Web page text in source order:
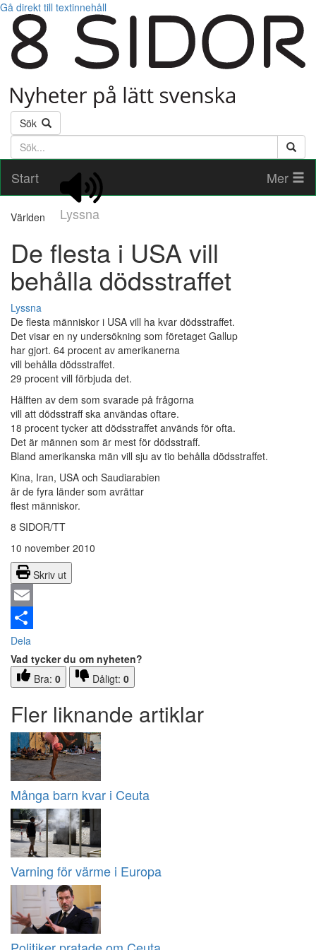
Gå direkt till textinnehåll
Sök
Söktext
Start
Lyssna
Mer
Världen
De flesta i USA vill
behålla dödsstraffet
Lyssna
De flesta människor i USA vill ha kvar dödsstraffet.
Det visar en ny undersökning som företaget Gallup
har gjort. 64 procent av amerikanerna
vill behålla dödsstraffet.
29 procent vill förbjuda det.
Hälften av dem som svarade på frågorna
vill att dödsstraff ska användas oftare.
18 procent tycker att dödsstraffet används för ofta.
Det är männen som är mest för dödsstraff.
Bland amerikanska män vill sju av tio behålla dödsstraffet.
Kina, Iran, USA och Saudiarabien
är de fyra länder som avrättar
flest människor.
8 SIDOR/TT
10 november 2010
Skriv ut
Email
Dela
Vad tycker du om nyheten?
Bra: 0 Dåligt: 0
Fler liknande artiklar
Många barn kvar i Ceuta
Varning för värme i Europa